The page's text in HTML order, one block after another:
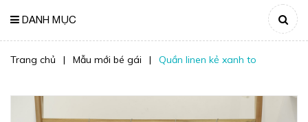
DANH MỤC
Trang chủ | Mẫu mới bé gái | Quần linen kẻ xanh to